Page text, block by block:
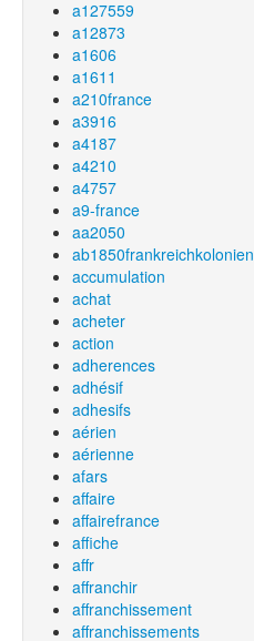
a127559
a12873
a1606
a1611
a210france
a3916
a4187
a4210
a4757
a9-france
aa2050
ab1850frankreichkolonien
accumulation
achat
acheter
action
adherences
adhésif
adhesifs
aérien
aérienne
afars
affaire
affairefrance
affiche
affr
affranchir
affranchissement
affranchissements